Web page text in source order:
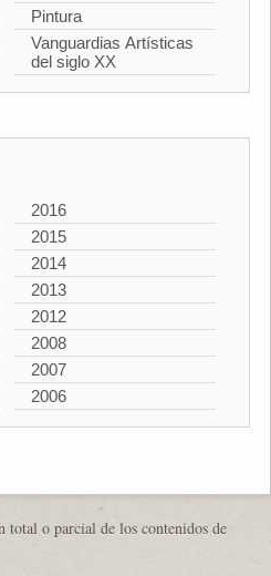
Pintura
Vanguardias Artísticas
del siglo XX
2016
2015
2014
2013
2012
2008
2007
2006
total o parcial de los contenidos de